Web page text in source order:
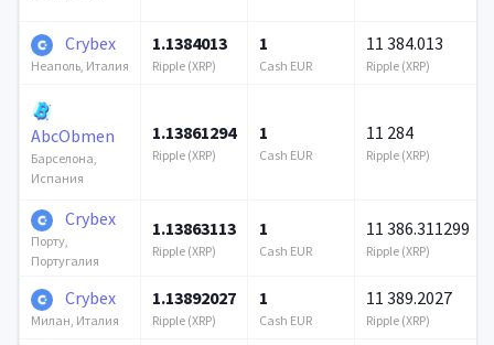
Crybex
Неаполь, Италия
1.1384013
Ripple (XRP)
1
Cash EUR
11 384.013
Ripple (XRP)
AbcObmen
Барселона,
Испания
1.13861294
Ripple (XRP)
1
Cash EUR
11 284
Ripple (XRP)
Crybex
Порту,
Португалия
1.13863113
Ripple (XRP)
1
Cash EUR
11 386.311299
Ripple (XRP)
Crybex
Милан, Италия
1.13892027
Ripple (XRP)
1
Cash EUR
11 389.2027
Ripple (XRP)